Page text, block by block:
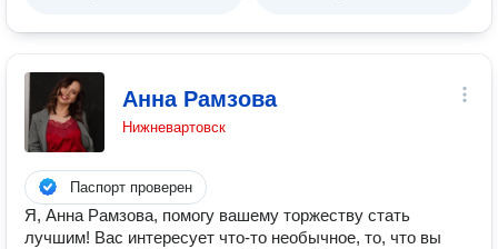
Анна Рамзова
Нижневартовск
Паспорт проверен
Я, Анна Рамзова, помогу вашему торжеству стать
лучшим! Вас интересует что-то необычное, то, что вы